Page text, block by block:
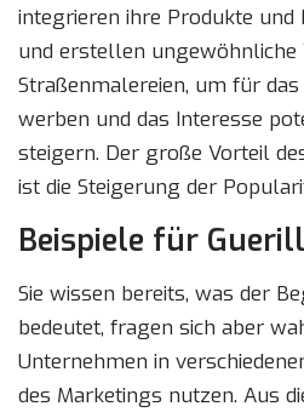
integrieren ihre Produkte und
und erstellen
Straßenmalereien, um für
werben und das Interesse
steigern. Der große Vorteil
ist die Steigerung der
Beispiele für
Sie wissen bereits, was der
bedeutet, fragen sich aber
Unternehmen in
des Marketings nutzen. Aus